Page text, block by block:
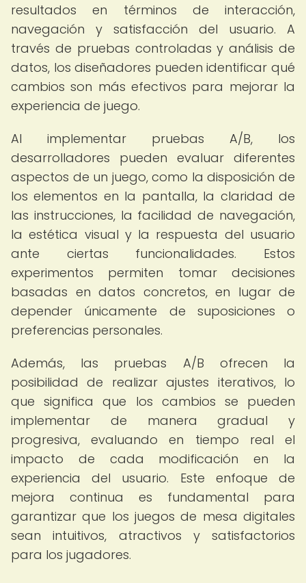
resultados en términos de interacción,
navegación y satisfacción del usuario. A
través de pruebas controladas y análisis de
datos, los diseñadores pueden identificar qué
cambios son más efectivos para mejorar la
experiencia de juego.
Al implementar pruebas A/B, los
desarrolladores pueden evaluar diferentes
aspectos de un juego, como la disposición de
los elementos en la pantalla, la claridad de
las instrucciones, la facilidad de navegación,
la estética visual y la respuesta del usuario
ante ciertas funcionalidades. Estos
experimentos permiten tomar decisiones
basadas en datos concretos, en lugar de
depender únicamente de suposiciones o
preferencias personales.
Además, las pruebas A/B ofrecen la
posibilidad de realizar ajustes iterativos, lo
que significa que los cambios se pueden
implementar de manera gradual y
progresiva, evaluando en tiempo real el
impacto de cada modificación en la
experiencia del usuario. Este enfoque de
mejora continua es fundamental para
garantizar que los juegos de mesa digitales
sean intuitivos, atractivos y satisfactorios
para los jugadores.